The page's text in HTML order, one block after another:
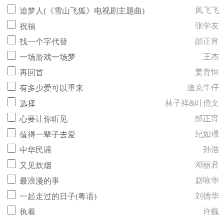
追梦人(《雪山飞狐》电视剧主题曲)
凤飞飞
祝福
张学友
找一个字代替
邰正宵
一场游戏一场梦
王杰
再回首
姜育恒
有多少爱可以重来
迪克牛仔
选择
林子祥&叶倩文
心要让你听见
邰正宵
值得一辈子去爱
纪如璟
中华民谣
孙浩
又见炊烟
邓丽君
最浪漫的事
赵咏华
一起走过的日子(粤语)
刘德华
执着
许巍